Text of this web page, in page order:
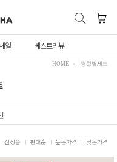
일 베스트리뷰
HOME 평형별세트
신상품 판매순 높은가격 낮은가격